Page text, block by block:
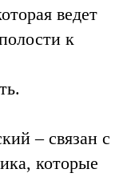
ведет
к
– связан с
которые